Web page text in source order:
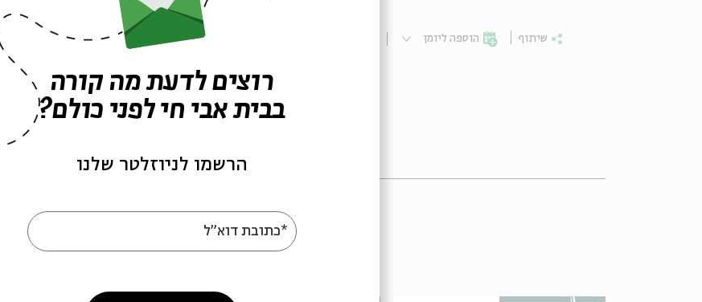
שיתוף הוספה ליומן
עוד בבית אבי חי
רוצים לדעת מה קורה
בבית אבי חי לפני כולם?
הרשמו לניוזלטר שלנו
*כתובת דוא"ל